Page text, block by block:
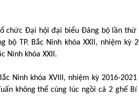
chức Đại hội đại biểu Đảng bộ lần thứ
TP. Bắc Ninh khóa XXII, nhiệm kỳ
Ninh khóa XXII.
Ninh khóa XVIII, nhiệm kỳ 2016-
không thể cùng lúc ngồi cả 2 ghế